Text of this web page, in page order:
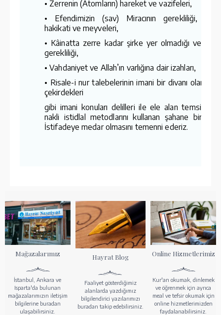
• Zerrenin (Atomların) hareket ve vazifeleri,
• Efendimizin (sav) Miracının gerekliliği,
hakikati ve meyveleri,
• Kâinatta zerre kadar şirke yer olmadığı ve
gerekliliği,
• Vahdaniyet ve Allah’ın varlığına dair izahları,
• Risale-i nur talebelerinin imani bir divanı olan
çekirdekleri
gibi imani konuları delilleri ile ele alan temsil,
nakli istidlal metodlarını kullanan şahane bir
İstifadeye medar olmasını temenni ederiz.
Mağazalarımız
İstanbul, Ankara ve
Isparta'da bulunan
mağazalarımızın iletişim
bilgilerine buradan
ulaşabilirsiniz.
Hayrat Blog
Faaliyet gösterdiğimiz
alanlarda yazdığımız
bilgilendirici yazılarımızı
buradan takip edebilirsiniz.
Online Hizmetlerimiz
Kur'an okumak, dinlemek
ve öğrenmek için ayrıca
meal ve tefsir okumak için
online hizmetlerimizden
faydalanabilirsiniz.